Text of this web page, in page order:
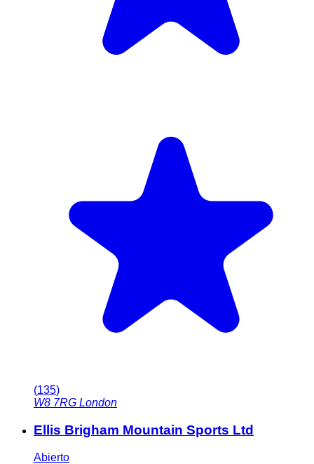
(135)
W8 7RG London
Ellis Brigham Mountain Sports Ltd
Abierto